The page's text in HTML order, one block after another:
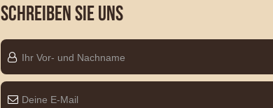
SCHREIBEN SIE UNS